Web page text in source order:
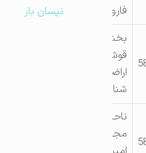
فاروج
بخش
قوشخانه
اراضی روستای
شناقی
ناحیه
مجازصنعتی-
نیسان بار